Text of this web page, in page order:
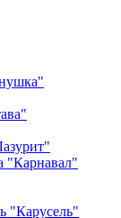
"Карнавал"
"Карусель"